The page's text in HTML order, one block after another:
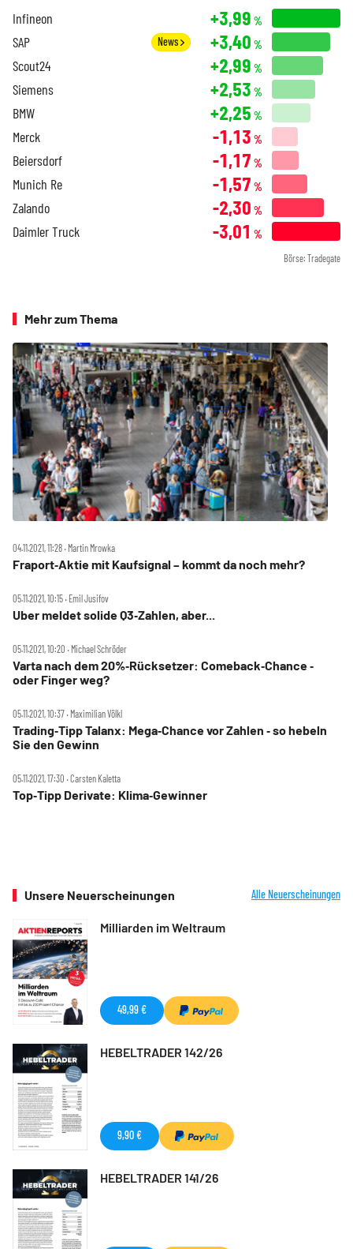
Infineon +3,99 %
SAP News +3,40 %
Scout24 +2,99 %
Siemens +2,53 %
BMW +2,25 %
Merck -1,13 %
Beiersdorf -1,17 %
Munich Re -1,57 %
Zalando -2,30 %
Daimler Truck -3,01 %
Börse: Tradegate
Mehr zum Thema
04.11.2021, 11:28 ‧ Martin Mrowka
Fraport‑Aktie mit Kaufsignal – kommt da noch mehr?
05.11.2021, 10:15 ‧ Emil Jusifov
Uber meldet solide Q3‑Zahlen, aber...
05.11.2021, 10:20 ‧ Michael Schröder
Varta nach dem 20%‑Rücksetzer: Comeback‑Chance ‑
oder Finger weg?
05.11.2021, 10:37 ‧ Maximilian Völkl
Trading‑Tipp Talanx: Mega‑Chance vor Zahlen ‑ so hebeln
Sie den Gewinn
05.11.2021, 17:30 ‧ Carsten Kaletta
Top‑Tipp Derivate: Klima‑Gewinner
Unsere Neuerscheinungen Alle Neuerscheinungen
Milliarden im Weltraum
49,99 €
HEBELTRADER 142/26
9,90 €
HEBELTRADER 141/26